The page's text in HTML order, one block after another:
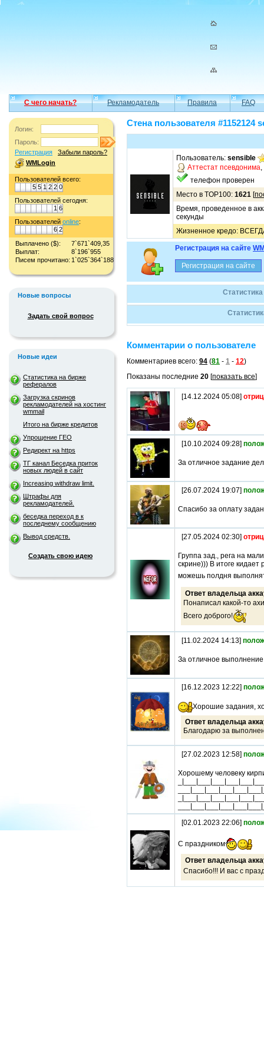
С чего начать? Рекламодатель Правила FAQ
Логин:
Пароль:
Регистрация
Забыли пароль?
WMLogin
Пользователей всего:
5 5 1 2 2 0
Пользователей сегодня:
1 6
Пользователей online:
6 2
Выплачено ($):
7`671`409,35
Выплат:
8`196`955
Писем прочитано: 1`025`364`188
Новые вопросы
Задать свой вопрос
Новые идеи
Статистика на бирже
рефералов
Загрузка скринов
рекламодателей на хостинг
wmmail
Итого на бирже кредитов
Упрощение ГЕО
Редирект на https
ТГ канал Беседка приток
новых людей в сайт
Increasing withdraw limit.
Штрафы для
рекламодателей.
беседка переход в к
последнему сообщению
Вывод средств.
Создать свою идею
Стена пользователя #1152124
Пользователь: sensible
Аттестат псевдонима
телефон проверен
Место в TOP100: 1621 [
Время, проведенное в
секунды
Жизненное кредо:
Регистрация на сайте
Комментарии о пользователе
Комментариев всего: 94 (81 - 1 - 12)
Показаны последние 20 [показать все]
[14.12.2024 05:08]
[10.10.2024 09:28]
За отличное задание
[26.07.2024 19:07]
Спасибо за оплату
[27.05.2024 02:30]
Группа зад., рега на
скрине))) В итоге
можешь полдня
Ответ владельца
Понаписал какой-то
Всего доброго!
[11.02.2024 14:13]
За отличное
[16.12.2023 12:22]
Хорошие задания,
Ответ владельца
Благодарю за
[27.02.2023 12:58]
Хорошему человеку
[02.01.2023 22:06]
С праздником
Ответ владельца
Спасибо!!! И вас с